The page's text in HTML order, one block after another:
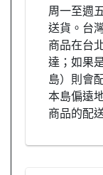
周一至週
送貨。台
商品在台
達；如果
島）則會
本島偏遠
商品的配